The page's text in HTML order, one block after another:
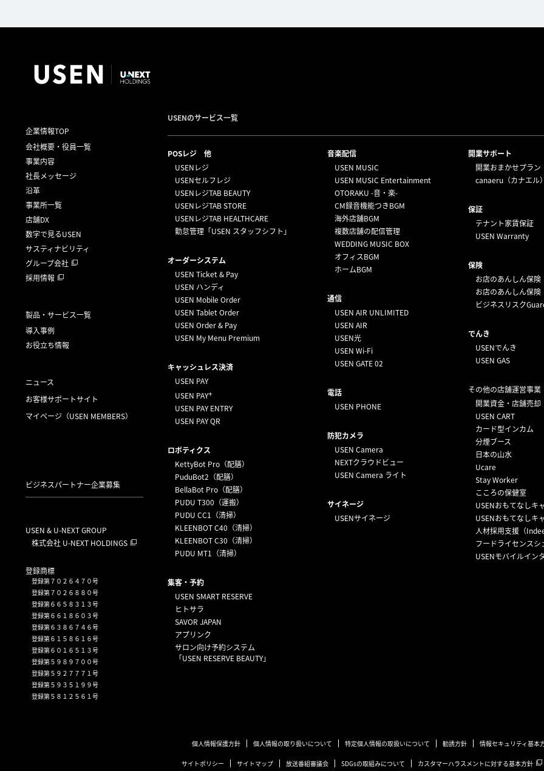
企業情報TOP
会社概要・役員一覧
事業内容
社長メッセージ
沿革
事業所一覧
店舗DX
数字で見るUSEN
サスティナビリティ
グループ会社
採用情報
製品・サービス一覧
導入事例
お役立ち情報
ニュース
お客様サポートサイト
マイページ （USEN MEMBERS）
ビジネスパートナー企業募集
USEN & U-NEXT GROUP
株式会社 U-NEXT HOLDINGS
登録商標
登録第７０２６４７０号
登録第７０２６８８０号
登録第６６５８３１３号
登録第６６１８６０３号
登録第６３８６７４６号
登録第６１５８６１６号
登録第６０１６５１３号
登録第５９８９７００号
登録第５９２７７７１号
登録第５９３５１９９号
登録第５８１２５６１号
USENのサービス一覧
POSレジ 他
USENレジ
USENセルフレジ
USENレジTAB BEAUTY
USENレジTAB STORE
USENレジTAB HEALTHCARE
勤怠管理「USEN スタッフシフト」
オーダーシステム
USEN Ticket & Pay
USEN ハンディ
USEN Mobile Order
USEN Tablet Order
USEN Order & Pay
USEN My Menu Premium
キャッシュレス決済
USEN PAY
USEN PAY+
USEN PAY ENTRY
USEN PAY QR
ロボティクス
KettyBot Pro（配膳）
PuduBot2（配膳）
BellaBot Pro（配膳）
PUDU T300（運搬）
PUDU CC1（清掃）
KLEENBOT C40（清掃）
KLEENBOT C30（清掃）
PUDU MT1（清掃）
集客・予約
USEN SMART RESERVE
ヒトサラ
SAVOR JAPAN
アプリンク
サロン向け予約システム
「USEN RESERVE BEAUTY」
⁩音楽配信
USEN MUSIC
USEN MUSIC Entertainment
OTORAKU -音・楽-
CM録音機能つきBGM
海外店舗BGM
複数店舗の配信管理
WEDDING MUSIC BOX
オフィスBGM
ホームBGM
通信
USEN AIR UNLIMITED
USEN AIR
USEN光
USEN Wi-Fi
USEN GATE 02
電話
USEN PHONE
防犯カメラ
USEN Camera
NEXTクラウドビュー
USEN Camera ライト
サイネージ
USENサイネージ
開業サポート
開業おまかせプラン
canaeru（カナエル
保証
テナント家賃保証
USEN Warranty
保険
お店のあんしん保険
お店のあんしん保
ビジネスリスク
でんき
USENでんき
USEN GAS
その他の店舗運営事業
開業資金・店舗売却
USEN CART
カード型インカム
分煙ブース
日本の山水
Ucare
Stay Worker
こころの保健室
USENおもてなしキ
USENおもてなしキ
人材採用支援（
フードライセンス
USENモバイルイン
個人情報保護方針 個人情報の取り扱いについて 特定個人情報の取扱いについて 勧誘方針 情報セキュリティ基本
サイトポリシー サイトマップ 放送番組審議会 SDGsの取組みについて カスタマーハラスメントに対する基本方針